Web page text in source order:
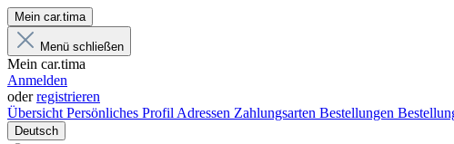
Mein car.tima
Menü schließen
Mein car.tima
Anmelden
oderregistrieren
Übersicht Persönliches Profil Adressen Zahlungsarten Bestellungen
Deutsch